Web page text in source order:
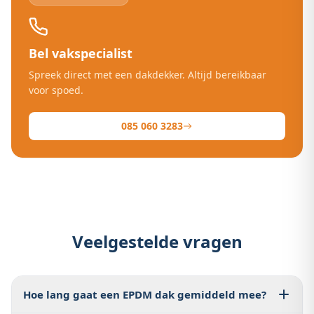
Bel vakspecialist
Spreek direct met een dakdekker. Altijd bereikbaar
voor spoed.
085 060 3283
Veelgestelde vragen
Hoe lang gaat een EPDM dak gemiddeld mee?